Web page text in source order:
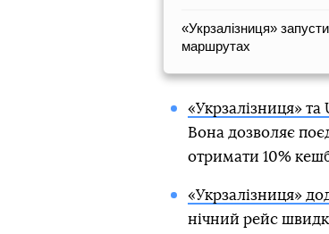
«Укрзалізниця»
маршрутах
«Укрзалізниця»
Вона дозволяє
отримати 10%
«Укрзалізниця»
нічний рейс